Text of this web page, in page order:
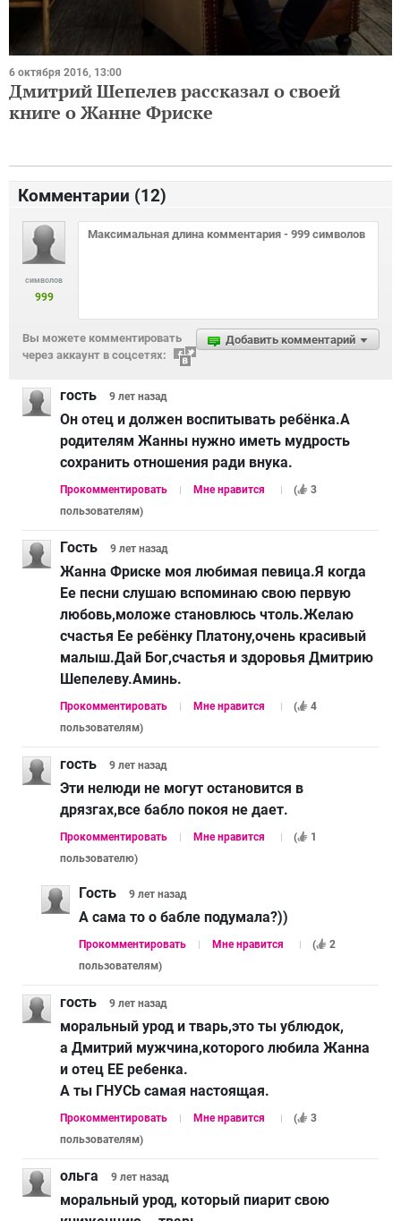
6 октября 2016, 13:00
Дмитрий Шепелев рассказал о своей
книге о Жанне Фриске
Комментарии (12)
символов
999
Добавить комментарий
Вы можете комментировать
через аккаунт в соцсетях:
гость 9 лет назад
Он отец и должен воспитывать ребёнка.А
родителям Жанны нужно иметь мудрость
сохранить отношения ради внука.
Прокомментировать Мне нравится (
3
пользователям)
Гость 9 лет назад
Жанна Фриске моя любимая певица.Я когда
Ее песни слушаю вспоминаю свою первую
любовь,моложе становлюсь чтоль.Желаю
счастья Ее ребёнку Платону,очень красивый
малыш.Дай Бог,счастья и здоровья Дмитрию
Шепелеву.Аминь.
Прокомментировать Мне нравится (
4
пользователям)
гость 9 лет назад
Эти нелюди не могут остановится в
дрязгах,все бабло покоя не дает.
Прокомментировать Мне нравится (
1
пользователю)
Гость 9 лет назад
А сама то о бабле подумала?))
Прокомментировать Мне нравится (
2
пользователям)
гость 9 лет назад
моральный урод и тварь,это ты ублюдок,
а Дмитрий мужчина,которого любила Жанна
и отец ЕЕ ребенка.
А ты ГНУСЬ самая настоящая.
Прокомментировать Мне нравится (
3
пользователям)
ольга 9 лет назад
моральный урод, который пиарит свою